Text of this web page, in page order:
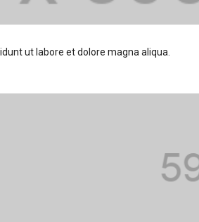
ut labore et dolore magna aliqua.